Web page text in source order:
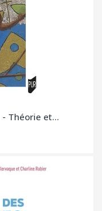
Théorie et...